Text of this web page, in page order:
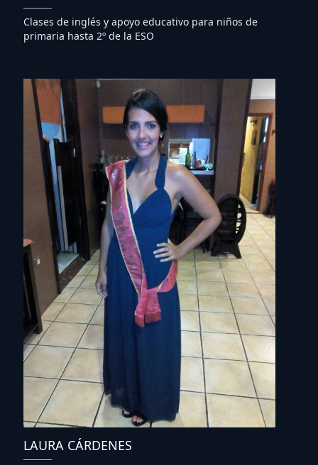
Clases de inglés y apoyo educativo para niños de
primaria hasta 2º de la ESO
LAURA CÁRDENES